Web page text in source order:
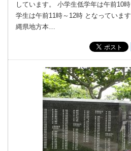
しています。 小学生低学年は午前10
学生は午前11時～12時 となっていま
縄県地方本…